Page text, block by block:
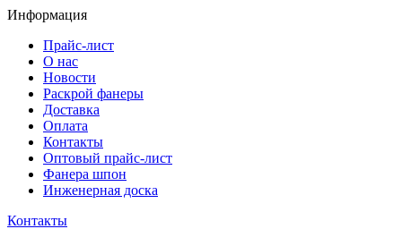
Информация
Прайс-лист
О нас
Новости
Раскрой фанеры
Доставка
Оплата
Контакты
Оптовый прайс-лист
Фанера шпон
Инженерная доска
Контакты